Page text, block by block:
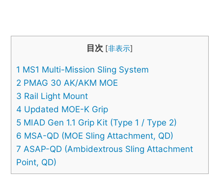
目次 [非表示]
1 MS1 Multi-Mission Sling System
2 PMAG 30 AK/AKM MOE
3 Rail Light Mount
4 Updated MOE-K Grip
5 MIAD Gen 1.1 Grip Kit (Type 1 / Type 2)
6 MSA-QD (MOE Sling Attachment, QD)
7 ASAP-QD (Ambidextrous Sling Attachment
Point, QD)